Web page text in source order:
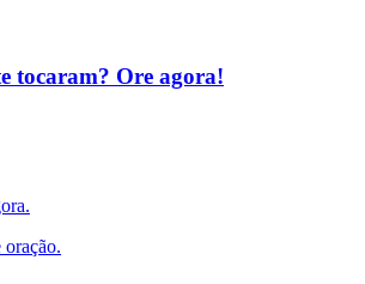
tocaram? Ore agora!
oração.